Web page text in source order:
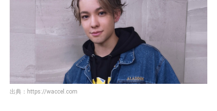
出典： https://waccel.com